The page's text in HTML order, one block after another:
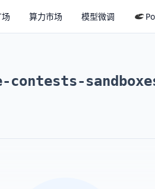
算力市场 模型微调